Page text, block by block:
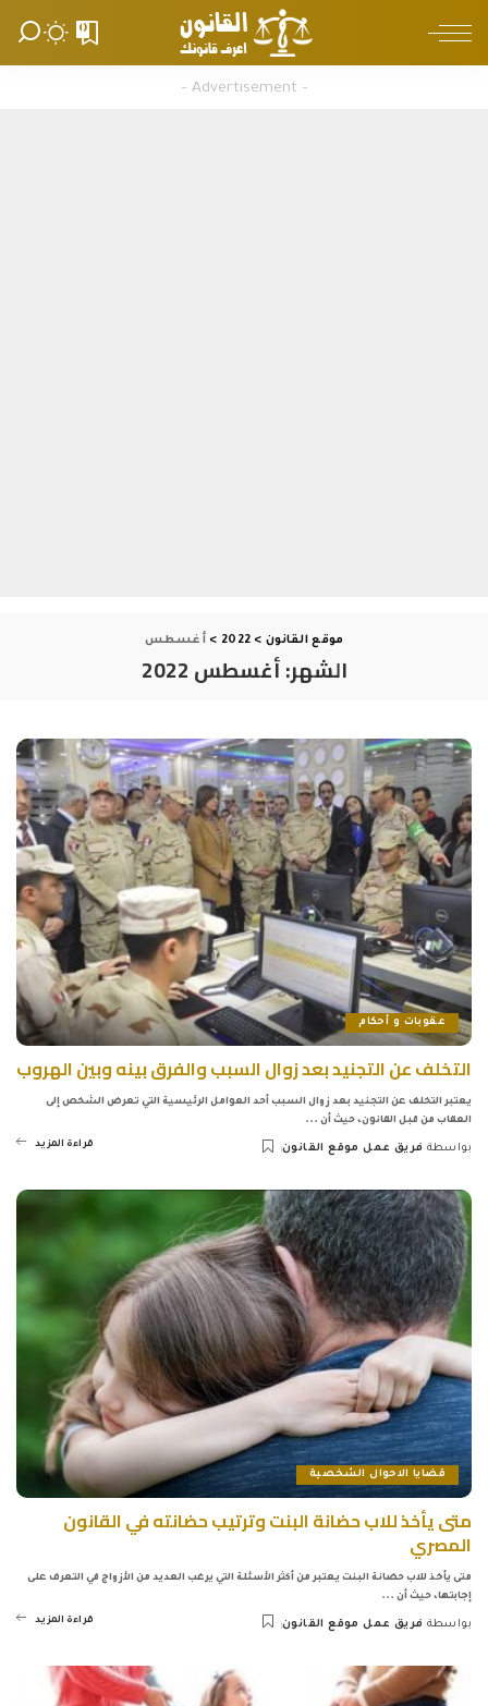
0
– Advertisement –
موقع القانون >
2022
> أغسطس
الشهر:أغسطس 2022
عقوبات و أحكام
التخلف عن التجنيد بعد زوال السبب والفرق بينه وبين الهروب
يعتبر التخلف عن التجنيد بعد زوال السبب أحد العوامل الرئيسية التي تعرض الشخص إلى
العقاب من قبل القانون، حيث أن ...
بواسطة فريق عمل موقع القانون قراءة المزيد
قضايا الاحوال الشخصية
متى يأخذ للاب حضانة البنت وترتيب حضانته في القانون
المصري
متى يأخذ للاب حضانة البنت يعتبر من أكثر الأسئلة التي يرغب العديد من الأزواج في التعرف على
إجابتها، حيث أن ...
Posted
بواسطة فريق عمل موقع القانون قراءة المزيد